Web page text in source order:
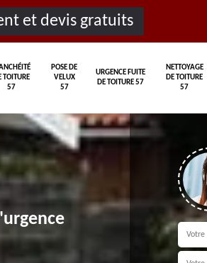
et devis gratuits
TOITURE
57
POSE DE
VELUX
57
URGENCE FUITE
DE TOITURE 57
NETTOYAGE
DE TOITURE
57